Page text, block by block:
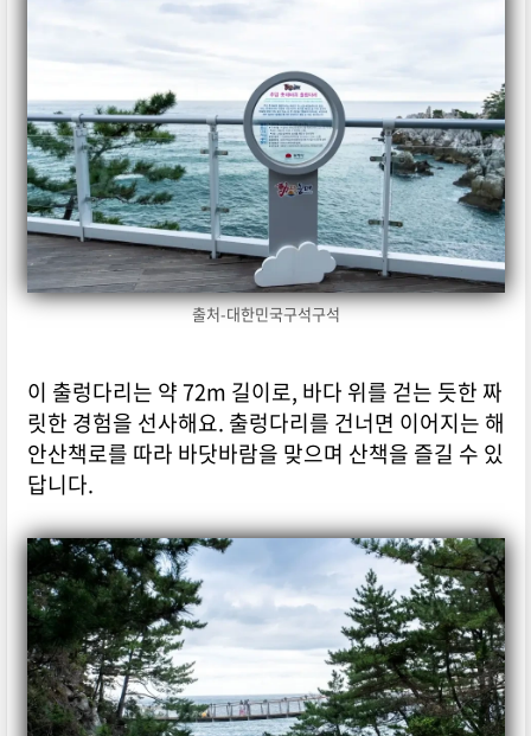
출처-대한민국구석구석
이 출렁다리는 약 72m 길이로, 바다 위를 걷는 듯한 짜
릿한 경험을 선사해요. 출렁다리를 건너면 이어지는 해
안산책로를 따라 바닷바람을 맞으며 산책을 즐길 수 있
답니다.